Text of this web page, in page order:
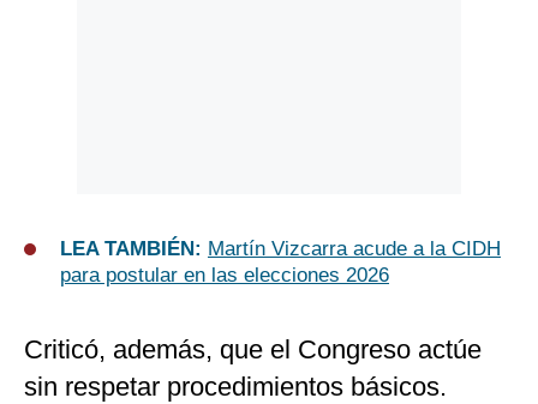
LEA TAMBIÉN: Martín Vizcarra acude a la CIDH
para postular en las elecciones 2026
Criticó, además, que el Congreso actúe
sin respetar procedimientos básicos.